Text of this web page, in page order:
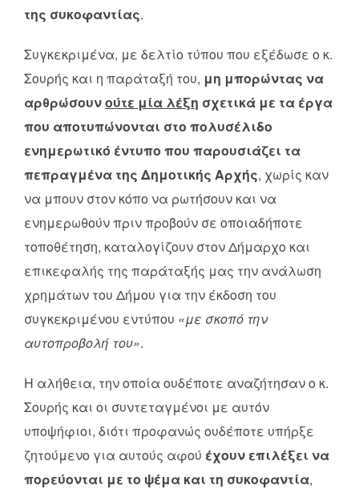
της συκοφαντίας.
Συγκεκριμένα, με δελτίο τύπου που εξέδωσε ο κ.
Σουρής και η παράταξή του, μη μπορώντας να
αρθρώσουνούτε μία λέξη σχετικά με τα έργα
που αποτυπώνονται στο πολυσέλιδο
ενημερωτικό έντυπο που παρουσιάζει τα
πεπραγμένα της Δημοτικής Αρχής, χωρίς καν
να μπουν στον κόπο να ρωτήσουν και να
ενημερωθούν πριν προβούν σε οποιαδήποτε
τοποθέτηση, καταλογίζουν στον Δήμαρχο και
επικεφαλής της παράταξής μας την ανάλωση
χρημάτων του Δήμου για την έκδοση του
συγκεκριμένου εντύπου «με σκοπό την
αυτοπροβολή του».
Η αλήθεια, την οποία ουδέποτε αναζήτησαν ο κ.
Σουρής και οι συντεταγμένοι με αυτόν
υποψήφιοι, διότι προφανώς ουδέποτε υπήρξε
ζητούμενο για αυτούς αφού έχουν επιλέξει να
πορεύονται με το ψέμα και τη συκοφαντία,